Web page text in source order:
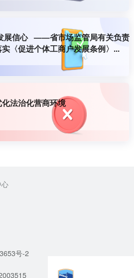
展信心 ——省市场监管局有关负责
〈促进个体工商户发展条例〉...
法治化营商环境
号-2